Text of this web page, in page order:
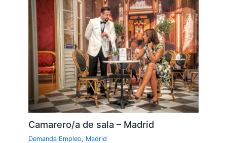
Camarero/a de sala – Madrid
Demanda Empleo, Madrid